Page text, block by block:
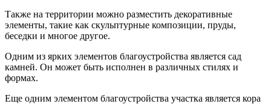
Также на территории можно разместить декоративные
элементы, такие как скульптурные композиции, пруды,
беседки и многое другое.
Одним из ярких элементов благоустройства является сад
камней. Он может быть исполнен в различных стилях и
формах.
Еще одним элементом благоустройства участка является кора